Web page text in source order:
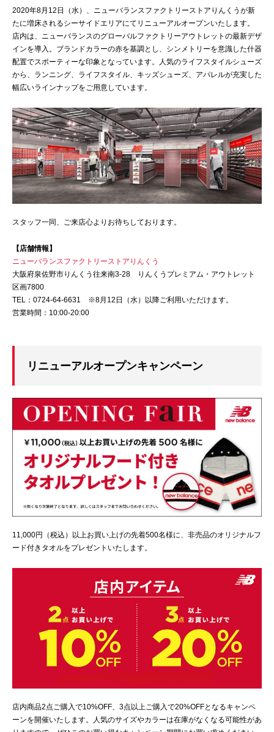
2020年8月12日（水）、ニューバランスファクトリーストアりんくうが新
たに増床されるシーサイドエリアにてリニューアルオープンいたします。
店内は、ニューバランスのグローバルファクトリーアウトレットの最新デザ
インを導入。ブランドカラーの赤を基調とし、シンメトリーを意識した什器
配置でスポーティーな印象となっています。人気のライフスタイルシューズ
から、ランニング、ライフスタイル、キッズシューズ、アパレルが充実した
幅広いラインナップをご用意しています。
スタッフ一同、ご来店心よりお待ちしております。
【店舗情報】
ニューバランスファクトリーストアりんくう
大阪府泉佐野市りんくう往来南3-28 りんくうプレミアム・アウトレット
区画7800
TEL：0724-64-6631 ※8月12日（水）以降ご利用いただけます。
営業時間：10:00-20:00
リニューアルオープンキャンペーン
11,000円（税込）以上お買い上げの先着500名様に、非売品のオリジナルフ
ード付きタオルをプレゼントいたします。
店内商品2点ご購入で10%OFF、3点以上ご購入で20%OFFとなるキャンペ
ーンを開催いたします。人気のサイズやカラーは在庫がなくなる可能性があ